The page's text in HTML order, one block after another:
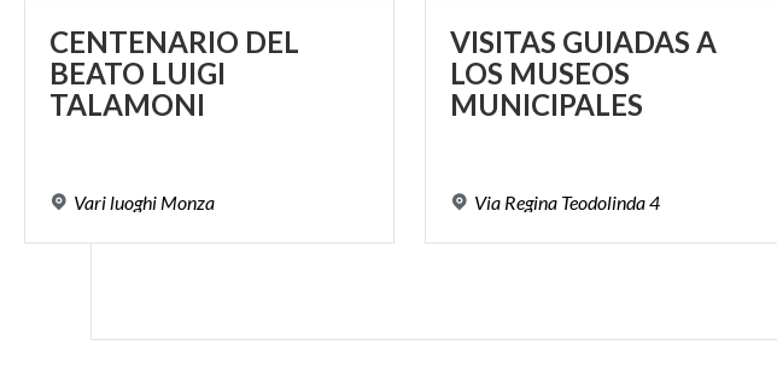
CENTENARIO DEL
BEATO LUIGI
TALAMONI
Variluoghi Monza
VISITAS GUIADAS A
LOS MUSEOS
MUNICIPALES
Via Regina Teodolinda4